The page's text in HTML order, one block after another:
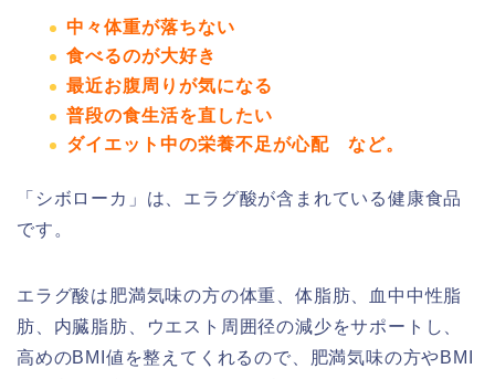
中々体重が落ちない
食べるのが大好き
最近お腹周りが気になる
普段の食生活を直したい
ダイエット中の栄養不足が心配 など。
「シボローカ」は、エラグ酸が含まれている健康食品
です。
エラグ酸は肥満気味の方の体重、体脂肪、血中中性脂
肪、内臓脂肪、ウエスト周囲径の減少をサポートし、
高めのBMI値を整えてくれるので、肥満気味の方やBMI